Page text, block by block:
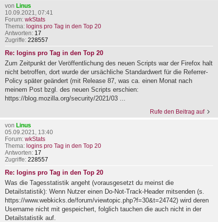
von Linus
10.09.2021, 07:41
Forum: wkStats
Thema: logins pro Tag in den Top 20
Antworten: 17
Zugriffe: 228557
Re: logins pro Tag in den Top 20
Zum Zeitpunkt der Veröffentlichung des neuen Scripts war der Firefox halt
nicht betroffen, dort wurde der ursächliche Standardwert für die Referrer-
Policy später geändert (mit Release 87, was ca. einen Monat nach
meinem Post bzgl. des neuen Scripts erschien:
https://blog.mozilla.org/security/2021/03 ...
Rufe den Beitrag auf
von Linus
05.09.2021, 13:40
Forum: wkStats
Thema: logins pro Tag in den Top 20
Antworten: 17
Zugriffe: 228557
Re: logins pro Tag in den Top 20
Was die Tagesstatistik angeht (vorausgesetzt du meinst die
Detailstatistik): Wenn Nutzer einen Do-Not-Track-Header mitsenden (s.
https://www.webkicks.de/forum/viewtopic.php?f=30&t=24742) wird deren
Username nicht mit gespeichert, folglich tauchen die auch nicht in der
Detailstatistik auf.